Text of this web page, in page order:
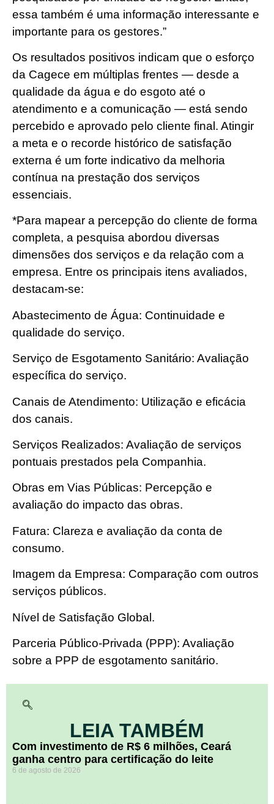
essa também é uma informação interessante e
importante para os gestores.”
Os resultados positivos indicam que o esforço
da Cagece em múltiplas frentes — desde a
qualidade da água e do esgoto até o
atendimento e a comunicação — está sendo
percebido e aprovado pelo cliente final. Atingir
a meta e o recorde histórico de satisfação
externa é um forte indicativo da melhoria
contínua na prestação dos serviços
essenciais.
*Para mapear a percepção do cliente de forma
completa, a pesquisa abordou diversas
dimensões dos serviços e da relação com a
empresa. Entre os principais itens avaliados,
destacam-se:
Abastecimento de Água: Continuidade e
qualidade do serviço.
Serviço de Esgotamento Sanitário: Avaliação
específica do serviço.
Canais de Atendimento: Utilização e eficácia
dos canais.
Serviços Realizados: Avaliação de serviços
pontuais prestados pela Companhia.
Obras em Vias Públicas: Percepção e
avaliação do impacto das obras.
Fatura: Clareza e avaliação da conta de
consumo.
Imagem da Empresa: Comparação com outros
serviços públicos.
Nível de Satisfação Global.
Parceria Público-Privada (PPP): Avaliação
sobre a PPP de esgotamento sanitário.
LEIA TAMBÉM
Com investimento de R$ 6 milhões, Ceará
ganha centro para certificação do leite
6 de agosto de 2026